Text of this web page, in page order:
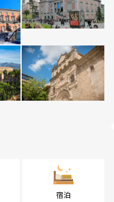
宿泊